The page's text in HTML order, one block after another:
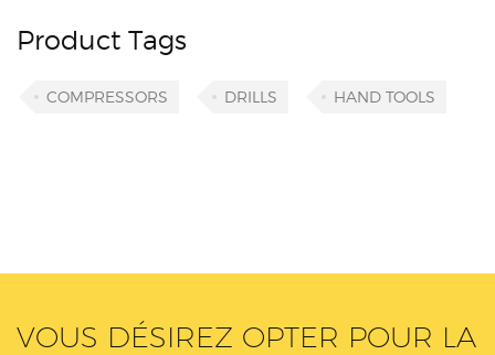
Product Tags
COMPRESSORS DRILLS HAND TOOLS
VOUS DÉSIREZ OPTER POUR LA